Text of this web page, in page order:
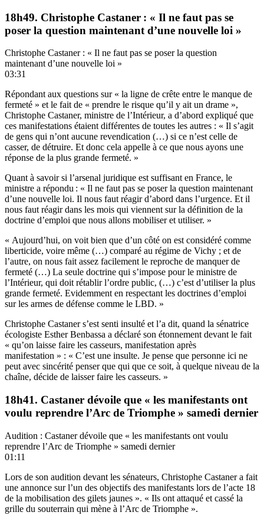
18h49. Christophe Castaner : « Il ne faut pas se
poser la question maintenant d’une nouvelle loi »
Christophe Castaner : « Il ne faut pas se poser la question
maintenant d’une nouvelle loi »
03:31
Répondant aux questions sur « la ligne de crête entre le manque de
fermeté » et le fait de « prendre le risque qu’il y ait un drame »,
Christophe Castaner, ministre de l’Intérieur, a d’abord expliqué que
ces manifestations étaient différentes de toutes les autres : « Il s’agit
de gens qui n’ont aucune revendication (…) si ce n’est celle de
casser, de détruire. Et donc cela appelle à ce que nous ayons une
réponse de la plus grande fermeté. »
Quant à savoir si l’arsenal juridique est suffisant en France, le
ministre a répondu : « Il ne faut pas se poser la question maintenant
d’une nouvelle loi. Il nous faut réagir d’abord dans l’urgence. Et il
nous faut réagir dans les mois qui viennent sur la définition de la
doctrine d’emploi que nous allons mobiliser et utiliser. »
« Aujourd’hui, on voit bien que d’un côté on est considéré comme
liberticide, voire même (…) comparé au régime de Vichy ; et de
l’autre, on nous fait assez facilement le reproche de manquer de
fermeté (…) La seule doctrine qui s’impose pour le ministre de
l’Intérieur, qui doit rétablir l’ordre public, (…) c’est d’utiliser la plus
grande fermeté. Evidemment en respectant les doctrines d’emploi
sur les armes de défense comme le LBD. »
Christophe Castaner s’est senti insulté et l’a dit, quand la sénatrice
écologiste Esther Benbassa a déclaré son étonnement devant le fait
« qu’on laisse faire les casseurs, manifestation après
manifestation » : « C’est une insulte. Je pense que personne ici ne
peut avec sincérité penser que qui que ce soit, à quelque niveau de la
chaîne, décide de laisser faire les casseurs. »
18h41. Castaner dévoile que « les manifestants ont
voulu reprendre l’Arc de Triomphe » samedi dernier
Audition : Castaner dévoile que « les manifestants ont voulu
reprendre l’Arc de Triomphe » samedi dernier
01:11
Lors de son audition devant les sénateurs, Christophe Castaner a fait
une annonce sur l’un des objectifs des manifestants lors de l’acte 18
de la mobilisation des gilets jaunes ». « Ils ont attaqué et cassé la
grille du souterrain qui mène à l’Arc de Triomphe ».